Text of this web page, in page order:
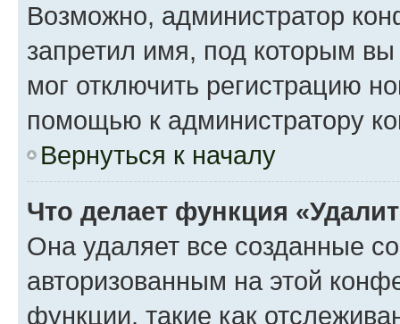
Возможно, администратор
запретил имя, под которым
мог отключить регистрацию
помощью к администратору
Вернуться к началу
Что делает функция
Она удаляет все созданные
авторизованным на этой
функции, такие как